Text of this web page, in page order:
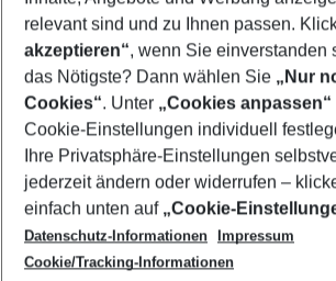
Footer
Footer navigation
Über uns
AGB
Cookie-Einstellungen ändern
Cookie-Richtlinie
Datenschutz
Service & Hilfe
Barrierefreies Reisen
Check-in
Folgen Sie uns
relevant sind und zu Ihnen passen.
akzeptieren“, wenn Sie einverstanden
das Nötigste? Dann wählen Sie „Nur
Cookies“. Unter „Cookies anpassen“
Cookie-Einstellungen individuell
Ihre Privatsphäre-Einstellungen
jederzeit ändern oder widerrufen –
einfach unten auf „Cookie-
Datenschutz-Informationen
Impressum
Cookie/Tracking-Informationen